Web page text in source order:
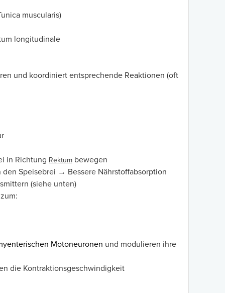
muscularis)
longitudinale
und koordiniert entsprechende Reaktionen (oft
in Richtung Rektum bewegen
Speisebrei → Bessere Nährstoffabsorption
(siehe unten)
Motoneuronen und modulieren ihre
die Kontraktionsgeschwindigkeit